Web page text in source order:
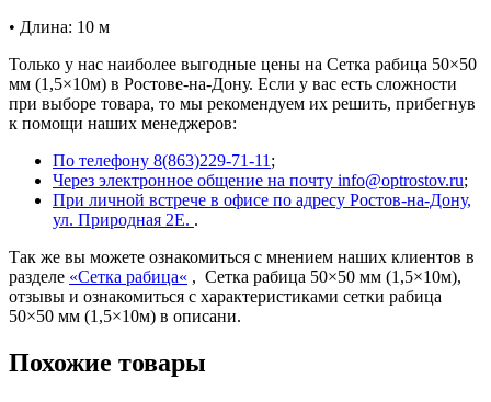
• Длина: 10 м
Только у нас наиболее выгодные цены на Сетка рабица 50×50
мм (1,5×10м) в Ростове-на-Дону. Если у вас есть сложности
при выборе товара, то мы рекомендуем их решить, прибегнув
к помощи наших менеджеров:
По телефону 8(863)229-71-11 ;
Через электронное общение на почту info@optrostov.ru;
При личной встрече в офисе по адресу Ростов-на-Дону,
ул. Природная 2Е. .
Так же вы можете ознакомиться с мнением наших клиентов в
разделе «Сетка рабица« , Сетка рабица 50×50 мм (1,5×10м),
отзывы и ознакомиться с характеристиками сетки рабица
50×50 мм (1,5×10м) в описани.
Похожие товары